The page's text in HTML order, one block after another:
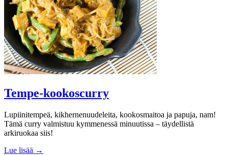
Tempe-kookoscurry
Lupiinitempeä, kikhernenuudeleita, kookosmaitoa ja papuja, nam!
Tämä curry valmistuu kymmenessä minuutissa – täydellistä
arkiruokaa siis!
Lue lisää →